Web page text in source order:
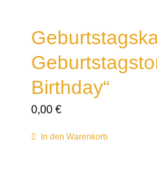
Birthday“
0,00 €
In den Warenkorb